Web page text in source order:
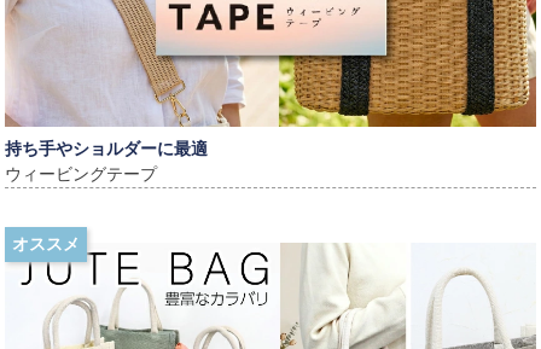
持ち手やショルダーに最適
ウィービングテープ
オススメ